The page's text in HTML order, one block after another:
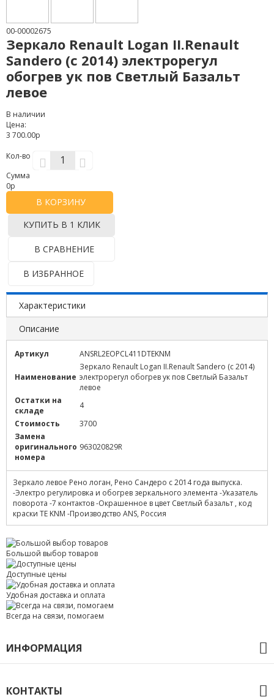
00-00002675
Зеркало Renault Logan II.Renault
Sandero (c 2014) электрорегул
обогрев ук пов Светлый Базальт
левое
В наличии
Цена:
3 700.00р
Кол-во
Сумма
0р
В КОРЗИНУ
КУПИТЬ В 1 КЛИК
В СРАВНЕНИЕ
В ИЗБРАННОЕ
Характеристики
Описание
Артикул ANSRL2EOPCL411DTEKNM
Наименование
Зеркало Renault Logan II.Renault Sandero (c 2014)
электрорегул обогрев ук пов Светлый Базальт
левое
Остатки на
складе
4
Стоимость
3700
Замена
оригинального
номера
963020829R
Зеркало левое Рено логан, Рено Сандеро с 2014 года выпуска.
-Электро регулировка и обогрев зеркального элемента -Указатель
поворота -7 контактов -Окрашенное в цвет Светлый базальт , код
краски TE KNM -Производство ANS, Россия
Большой выбор товаров
Доступные цены
Удобная доставка и оплата
Всегда на связи, помогаем
ИНФОРМАЦИЯ
Оплата и доставка
КОНТАКТЫ